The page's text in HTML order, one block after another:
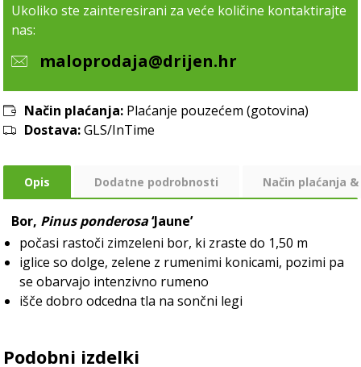
Ukoliko ste zainteresirani za veće količine kontaktirajte
nas:
maloprodaja@drijen.hr
Način plaćanja: Plaćanje pouzećem (gotovina)
Dostava:GLS/InTime
Opis Dodatne podrobnosti Način plaćanja
Bor, Pinus ponderosa‘Jaune’
počasi rastoči zimzeleni bor, ki zraste do 1,50 m
iglice so dolge, zelene z rumenimi konicami, pozimi pa
se obarvajo intenzivno rumeno
išče dobro odcedna tla na sončni legi
Podobni izdelki